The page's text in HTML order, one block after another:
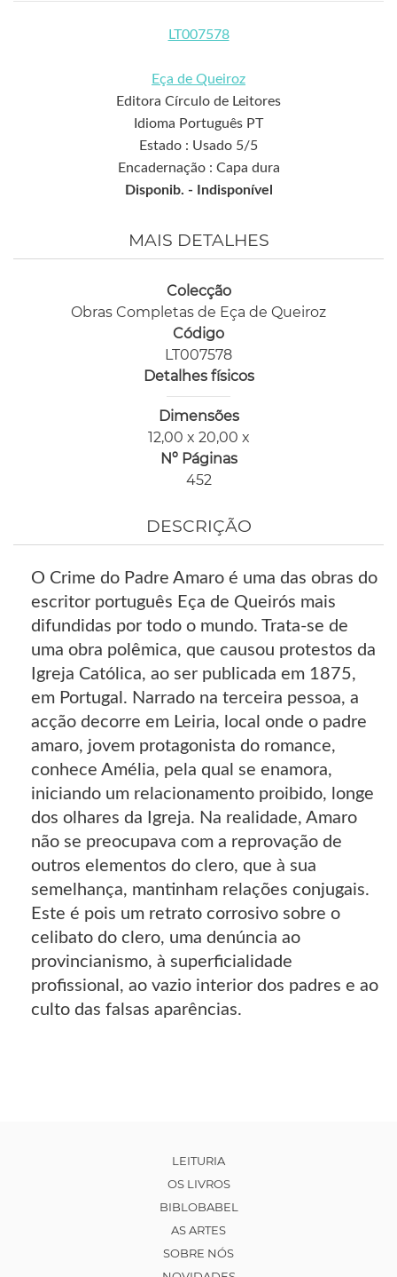
LT007578
Eça de Queiroz
Editora Círculo de Leitores
Idioma Português PT
Estado : Usado 5/5
Encadernação : Capa dura
Disponib. -
Indisponível
MAIS DETALHES
Colecção
Obras Completas de Eça de Queiroz
Código
LT007578
Detalhes físicos
Dimensões
12,00 x 20,00 x
Nº Páginas
452
DESCRIÇÃO
O Crime do Padre Amaro é uma das obras do
escritor português Eça de Queirós mais
difundidas por todo o mundo. Trata-se de
uma obra polêmica, que causou protestos da
Igreja Católica, ao ser publicada em 1875,
em Portugal. Narrado na terceira pessoa, a
acção decorre em Leiria, local onde o padre
amaro, jovem protagonista do romance,
conhece Amélia, pela qual se enamora,
iniciando um relacionamento proibido, longe
dos olhares da Igreja. Na realidade, Amaro
não se preocupava com a reprovação de
outros elementos do clero, que à sua
semelhança, mantinham relações conjugais.
Este é pois um retrato corrosivo sobre o
celibato do clero, uma denúncia ao
provincianismo, à superficialidade
profissional, ao vazio interior dos padres e ao
culto das falsas aparências.
LEITURIA
OS LIVROS
BIBLOBABEL
AS ARTES
SOBRE NÓS